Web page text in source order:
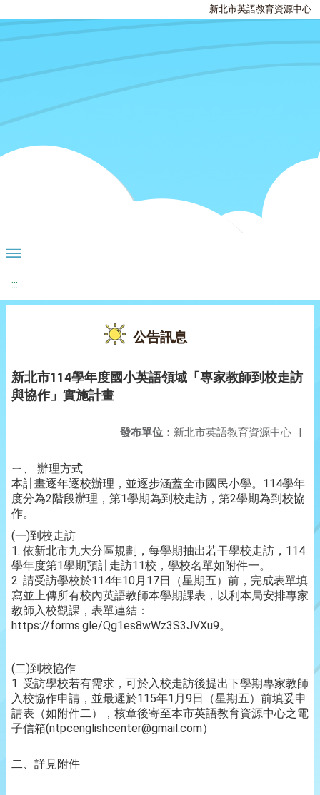
新北市英語教育資源中心
:::
公告訊息
新北市114學年度國小英語領域「專家教師到校走訪
與協作」實施計畫
發布單位： 新北市英語教育資源中心 |
ㄧ、 辦理方式
本計畫逐年逐校辦理，並逐步涵蓋全市國民小學。114學年
度分為2階段辦理，第1學期為到校走訪，第2學期為到校協
作。
(一)到校走訪
1. 依新北市九大分區規劃，每學期抽出若干學校走訪，114
學年度第1學期預計走訪11校，學校名單如附件一。
2. 請受訪學校於114年10月17日（星期五）前，完成表單填
寫並上傳所有校內英語教師本學期課表，以利本局安排專家
教師入校觀課，表單連結：
https://forms.gle/Qg1es8wWz3S3JVXu9。
(二)到校協作
1. 受訪學校若有需求，可於入校走訪後提出下學期專家教師
入校協作申請，並最遲於115年1月9日（星期五）前填妥申
請表（如附件二），核章後寄至本市英語教育資源中心之電
子信箱(ntpcenglishcenter@gmail.com）
二、詳見附件